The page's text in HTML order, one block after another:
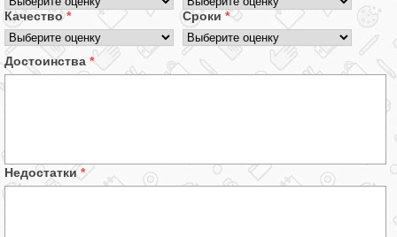
Качество* Сроки *
Достоинства *
Недостатки*